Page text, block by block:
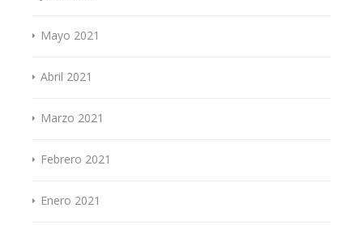
Mayo 2021
Abril 2021
Marzo 2021
Febrero 2021
Enero 2021